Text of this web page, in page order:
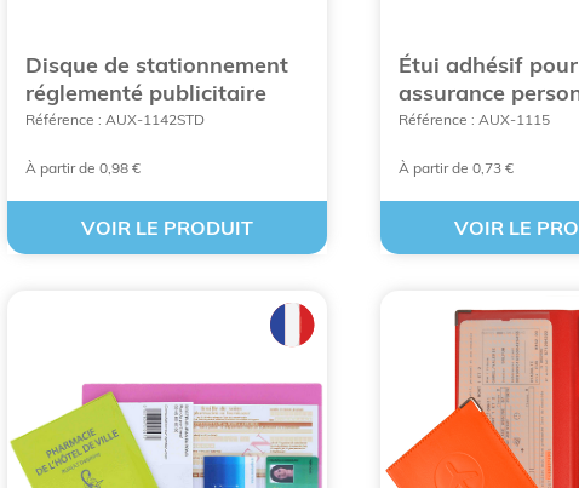
se démarquer de la concurrence
indémodable adapté à toutes les tranches d’âge
se démarquer
Disque de stationnement
réglementé publicitaire
Référence : AUX-1142STD
À partir de 0,98 €
VOIR LE PRODUIT
Étui adhésif
assurance
Référence : AUX-1115
À partir de 0,73 €
VOIR LE